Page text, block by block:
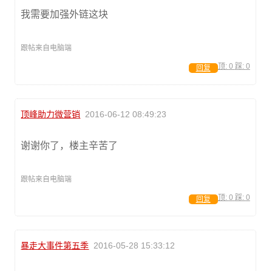
我需要加强外链这块
跟帖来自电脑端
顶: 0 踩: 0
回复
顶峰助力微营销 2016-06-12 08:49:23
谢谢你了，楼主辛苦了
跟帖来自电脑端
顶: 0 踩: 0
回复
暴走大事件第五季 2016-05-28 15:33:12